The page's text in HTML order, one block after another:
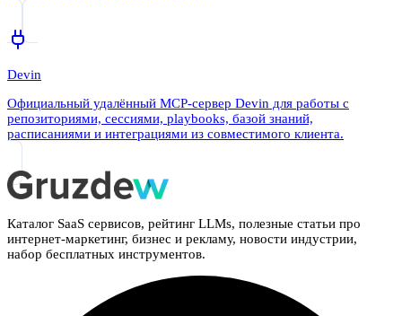
Devin
Официальный удалённый MCP-сервер Devin для работы с
репозиториями, сессиями, playbooks, базой знаний,
расписаниями и интеграциями из совместимого клиента.
Каталог SaaS сервисов, рейтинг LLMs, полезные статьи про
интернет-маркетинг, бизнес и рекламу, новости индустрии,
набор бесплатных инструментов.